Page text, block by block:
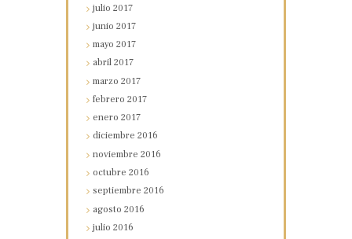
julio2017
junio2017
mayo2017
abril2017
marzo2017
febrero2017
enero2017
diciembre2016
noviembre2016
octubre2016
septiembre2016
agosto2016
julio2016